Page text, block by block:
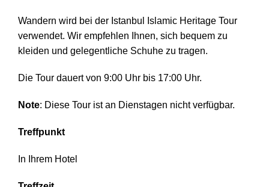
Wandern wird bei der Istanbul Islamic Heritage Tour
verwendet. Wir empfehlen Ihnen, sich bequem zu
kleiden und gelegentliche Schuhe zu tragen.
Die Tour dauert von 9:00 Uhr bis 17:00 Uhr.
Note: Diese Tour ist an Dienstagen nicht verfügbar.
Treffpunkt
In Ihrem Hotel